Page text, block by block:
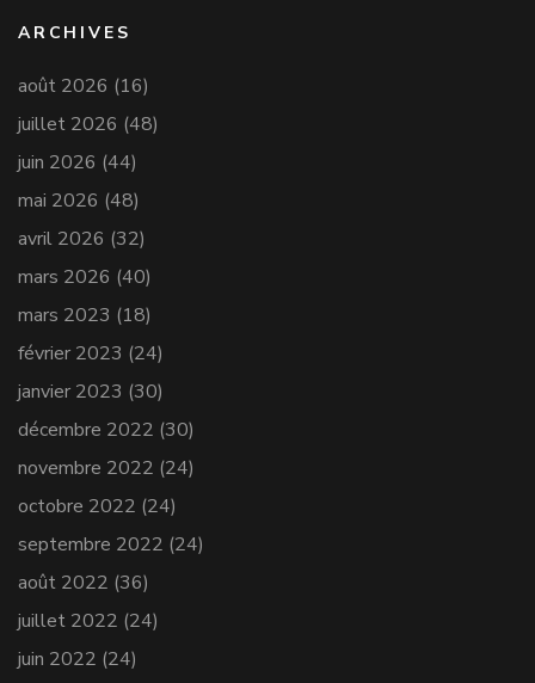
ARCHIVES
août 2026 (16)
juillet 2026 (48)
juin 2026 (44)
mai 2026 (48)
avril 2026 (32)
mars 2026 (40)
mars 2023 (18)
février 2023 (24)
janvier 2023 (30)
décembre 2022 (30)
novembre 2022 (24)
octobre 2022 (24)
septembre 2022 (24)
août 2022 (36)
juillet 2022 (24)
juin 2022 (24)